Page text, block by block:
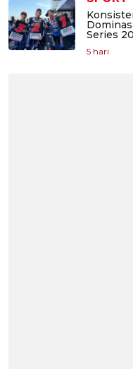
Series
5 hari